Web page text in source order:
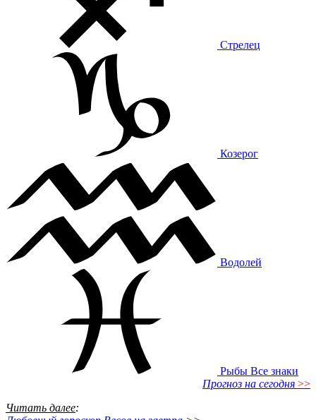
Стрелец
Козерог
Водолей
Рыбы Все знаки
Прогноз на сегодня >>
Читать далее: